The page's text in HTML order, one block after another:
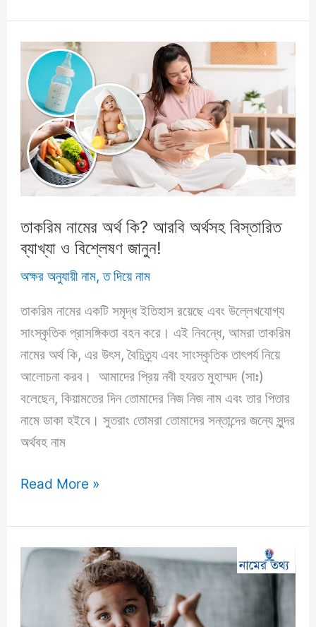
অর্থ
কি?
আরবি
অর্থসহবিস্তারিত
ব্যাখ্যা
ও
বিশ্লেষণ
জানুন!
তাকরিম নামের অর্থ কি? আরবি অর্থসহ বিস্তারিত
ব্যাখ্যা ও বিশ্লেষণ জানুন!
অক্ষর অনুযায়ী নাম,ত দিয়ে নাম
তাকরিম নামের একটি সমৃদ্ধ ইতিহাস রয়েছে এবং উল্লেখযোগ্য
সাংস্কৃতিক প্রাসঙ্গিকতা বহন করে। এই নিবন্ধে, আমরা তাকরিম
নামের অর্থ কি, এর উৎস, বৈচিত্র্য এবং সাংস্কৃতিক তাৎপর্য নিয়ে
আলোচনা করব। আমাদের প্রিয় নবী হযরত মুহাম্মদ (সাঃ)
বলেছেন, কিয়ামতের দিন তোমাদের নিজ নিজ নাম এবং তার পিতার
নামে ডাকা হইবে। সুতরাং তোমরা তোমাদের সন্তান্দের জন্যে সুন্দর
অর্থবহ নাম
তাকরিম
অর্থ
কি?
আরবি
Read More »